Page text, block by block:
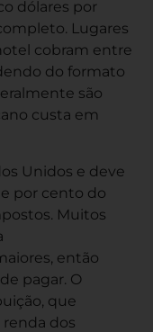
dólares por
Lugares
cobram entre
do formato
são
custa em
Unidos e deve
por cento do
Muitos
então
pagar. O
que
dos